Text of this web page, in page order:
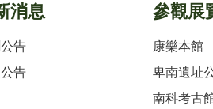
消息
告
告
參觀展
康樂本館
卑南遺址
南科考古